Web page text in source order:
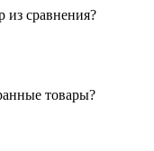
из сравнения?
товары?